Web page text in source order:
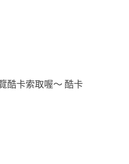
酷卡索取喔～ 酷卡